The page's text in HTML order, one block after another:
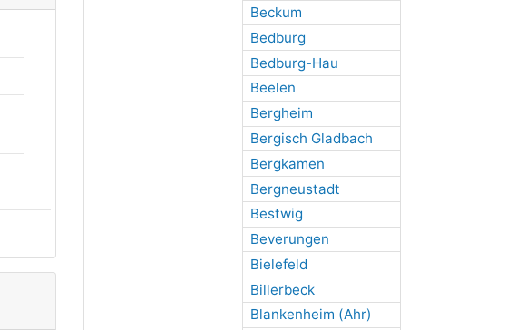
Beckum
Bedburg
Bedburg-Hau
Beelen
Bergheim
Bergisch Gladbach
Bergkamen
Bergneustadt
Bestwig
Beverungen
Bielefeld
Billerbeck
Blankenheim (Ahr)